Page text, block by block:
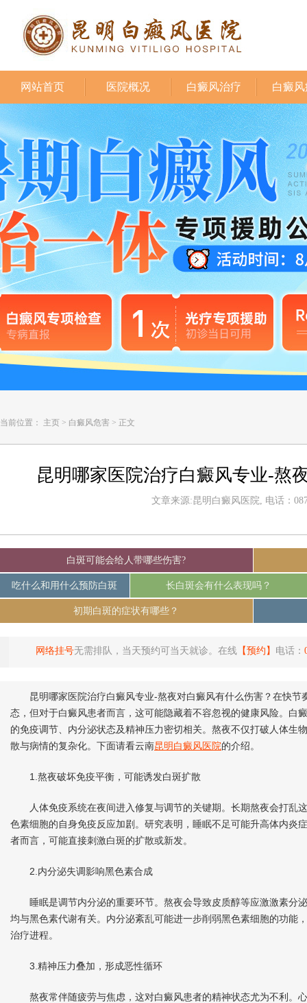
网站首页 医院概况 白癜风治疗 白癜
当前位置： 主页 > 白癜风危害 > 正文
昆明哪家医院治疗白癜风专业-熬
文章来源:昆明白癜风医院, 电话：
白斑可能会给人带哪些伤害?
吃什么和用什么预防白斑 长白斑会有什么表现吗？
初期白斑的症状有哪些？
网络挂号无需排队，当天预约可当天就诊。在线 【预约】 电话：
昆明哪家医院治疗白癜风专业-熬夜对白癜风有什么伤害？在快节
态，但对于白癜风患者而言，这可能隐藏着不容忽视的健康风险。白
的免疫调节、内分泌状态及精神压力密切相关。熬夜不仅打破人体生
散与病情的复杂化。下面请看云南昆明白癜风医院的介绍。
1.熬夜破坏免疫平衡，可能诱发白斑扩散
人体免疫系统在夜间进入修复与调节的关键期。长期熬夜会打乱
色素细胞的自身免疫反应加剧。研究表明，睡眠不足可能升高体内炎
者而言，可能直接刺激白斑的扩散或新发。
2.内分泌失调影响黑色素合成
睡眠是调节内分泌的重要环节。熬夜会导致皮质醇等应激激素分
均与黑色素代谢有关。内分泌紊乱可能进一步削弱黑色素细胞的功能
治疗进程。
3.精神压力叠加，形成恶性循环
熬夜常伴随疲劳与焦虑，这对白癜风患者的精神状态尤为不利。